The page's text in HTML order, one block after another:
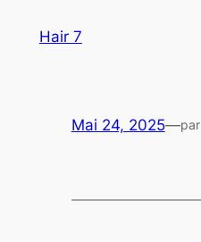
Hair 7
Mai 24, 2025—par